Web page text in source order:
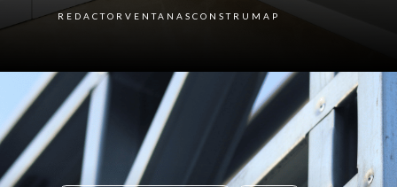
REDACTORVENTANASCONSTRUMAP